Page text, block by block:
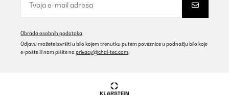
Obrada osobnih podataka
Odjavu možete izvršiti u bilo kojem trenutku putem poveznice u podnožju bilo koje
e-pošte ili nam pišite na privacy@chal-tec.com